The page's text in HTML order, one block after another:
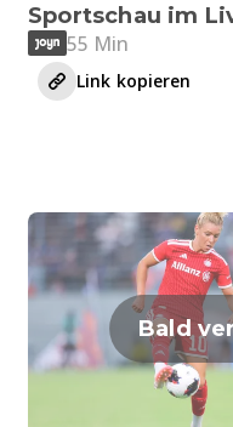
Sportschau im
55 Min
Link kopieren
Bald